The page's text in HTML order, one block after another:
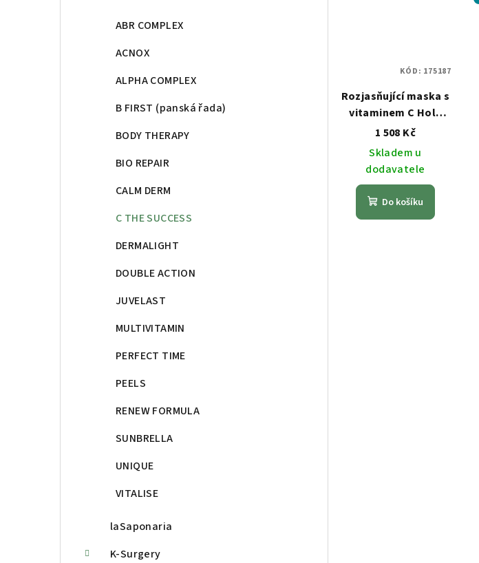
ABR COMPLEX
ACNOX
ALPHA COMPLEX
B FIRST (panská řada)
BODY THERAPY
BIO REPAIR
CALM DERM
C THE SUCCESS
DERMALIGHT
DOUBLE ACTION
JUVELAST
MULTIVITAMIN
PERFECT TIME
PEELS
RENEW FORMULA
SUNBRELLA
UNIQUE
VITALISE
laSaponaria
K-Surgery
Rozjasňující maska s
vitaminem C Holy
Land 50ml C THE
SUCCESS
1 508 Kč
Skladem u
dodavatele
Do košíku
KÓD: 175187